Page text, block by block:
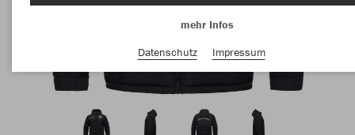
mehr Infos
Datenschutz
Impressum